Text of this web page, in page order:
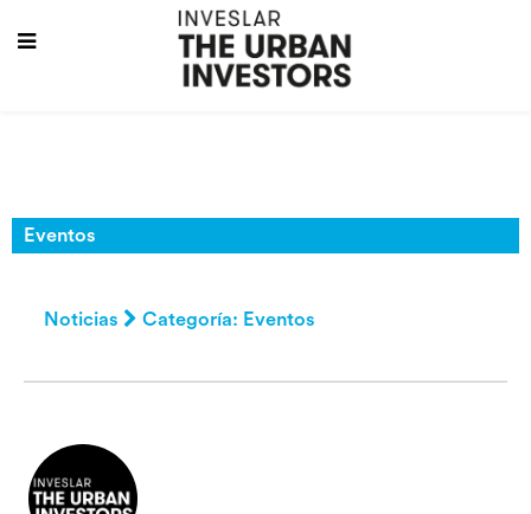
Eventos
Noticias Categoría: Eventos